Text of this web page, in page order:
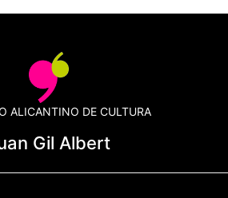
ALICANTINO DE CULTURA
Gil Albert